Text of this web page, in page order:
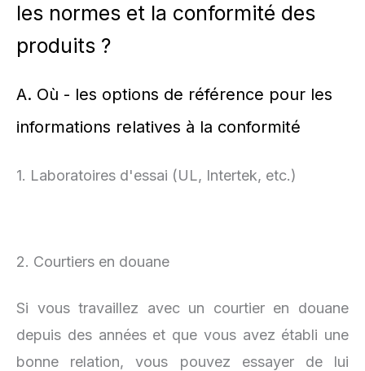
les normes et la conformité des
produits ?
A. Où - les options de référence pour les
informations relatives à la conformité
1. Laboratoires d'essai (UL, Intertek, etc.)
2. Courtiers en douane
Si vous travaillez avec un courtier en douane
depuis des années et que vous avez établi une
bonne relation, vous pouvez essayer de lui